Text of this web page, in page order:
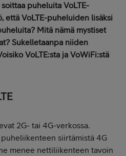
puheluita VoLTE-
että VoLTE-puheluiden lisäksi
Mitä nämä mystiset
Sukelletaanpa niiden
VoLTE:sta ja VoWiFi:stä
2G- tai 4G-verkossa.
siirtämistä 4G
menee nettiliikenteen tavoin